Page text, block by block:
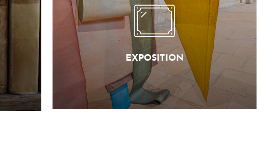
EXPOSITION